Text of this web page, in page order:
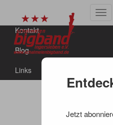
Hier spielt die BigBand
Kontakt
Blog
Links
Jetzt